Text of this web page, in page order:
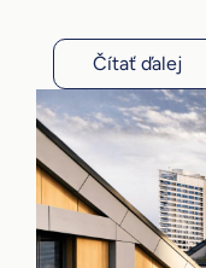
Čítať ďalej